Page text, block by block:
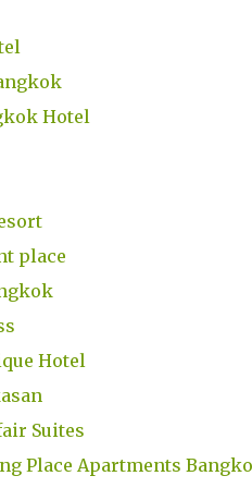
Hotel
place
Hotel
Suites
Place Apartments